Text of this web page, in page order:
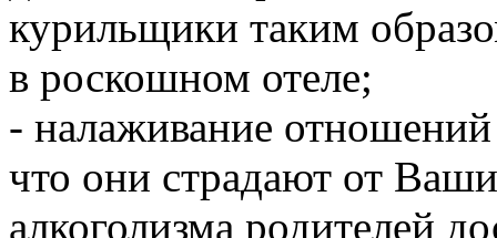
курильщики таким
в роскошном отеле;
- налаживание
что они страдают от
алкоголизма родителей